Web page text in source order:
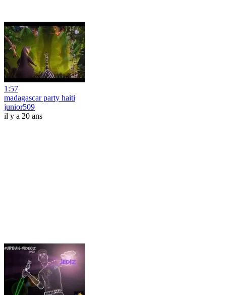
1:57
madagascar party haiti
junior509
il y a 20 ans